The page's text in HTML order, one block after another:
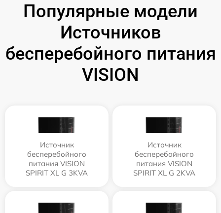
Популярные модели
Источников
бесперебойного питания
VISION
Источник
бесперебойного
питания VISION
SPIRIT XL G 3KVA
Источник
бесперебойного
питания VISION
SPIRIT XL G 2KVA